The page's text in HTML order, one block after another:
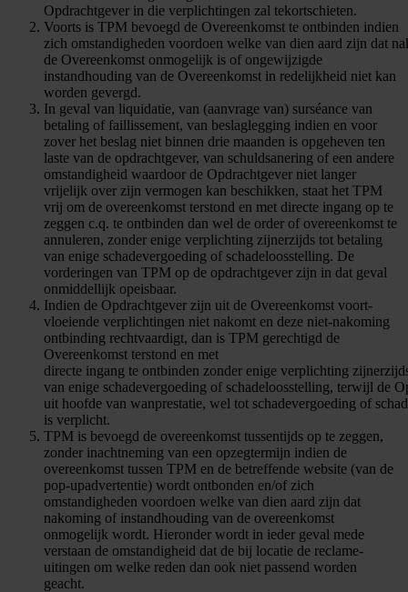
Opdrachtgever in die verplichtingen zal tekortschieten.
Voorts is TPM bevoegd de Overeenkomst te ontbinden indien
zich omstandigheden voordoen welke van dien aard zijn dat
de Overeenkomst onmogelijk is of ongewijzigde
instandhouding van de Overeenkomst in redelijkheid niet kan
worden gevergd.
In geval van liquidatie, van (aanvrage van) surséance van
betaling of faillissement, van beslaglegging indien en voor
zover het beslag niet binnen drie maanden is opgeheven ten
laste van de opdrachtgever, van schuldsanering of een andere
omstandigheid waardoor de Opdrachtgever niet langer
vrijelijk over zijn vermogen kan beschikken, staat het TPM
vrij om de overeenkomst terstond en met directe ingang op te
zeggen c.q. te ontbinden dan wel de order of overeenkomst te
annuleren, zonder enige verplichting zijnerzijds tot betaling
van enige schadevergoeding of schadeloosstelling. De
vorderingen van TPM op de opdrachtgever zijn in dat geval
onmiddellijk opeisbaar.
Indien de Opdrachtgever zijn uit de Overeenkomst voort-
vloeiende verplichtingen niet nakomt en deze niet-nakoming
ontbinding rechtvaardigt, dan is TPM gerechtigd de
Overeenkomst terstond en met
directe ingang te ontbinden zonder enige verplichting
van enige schadevergoeding of schadeloosstelling, terwijl de
uit hoofde van wanprestatie, wel tot schadevergoeding of
is verplicht.
TPM is bevoegd de overeenkomst tussentijds op te zeggen,
zonder inachtneming van een opzegtermijn indien de
overeenkomst tussen TPM en de betreffende website (van de
pop-upadvertentie) wordt ontbonden en/of zich
omstandigheden voordoen welke van dien aard zijn dat
nakoming of instandhouding van de overeenkomst
onmogelijk wordt. Hieronder wordt in ieder geval mede
verstaan de omstandigheid dat de bij locatie de reclame-
uitingen om welke reden dan ook niet passend worden
geacht.